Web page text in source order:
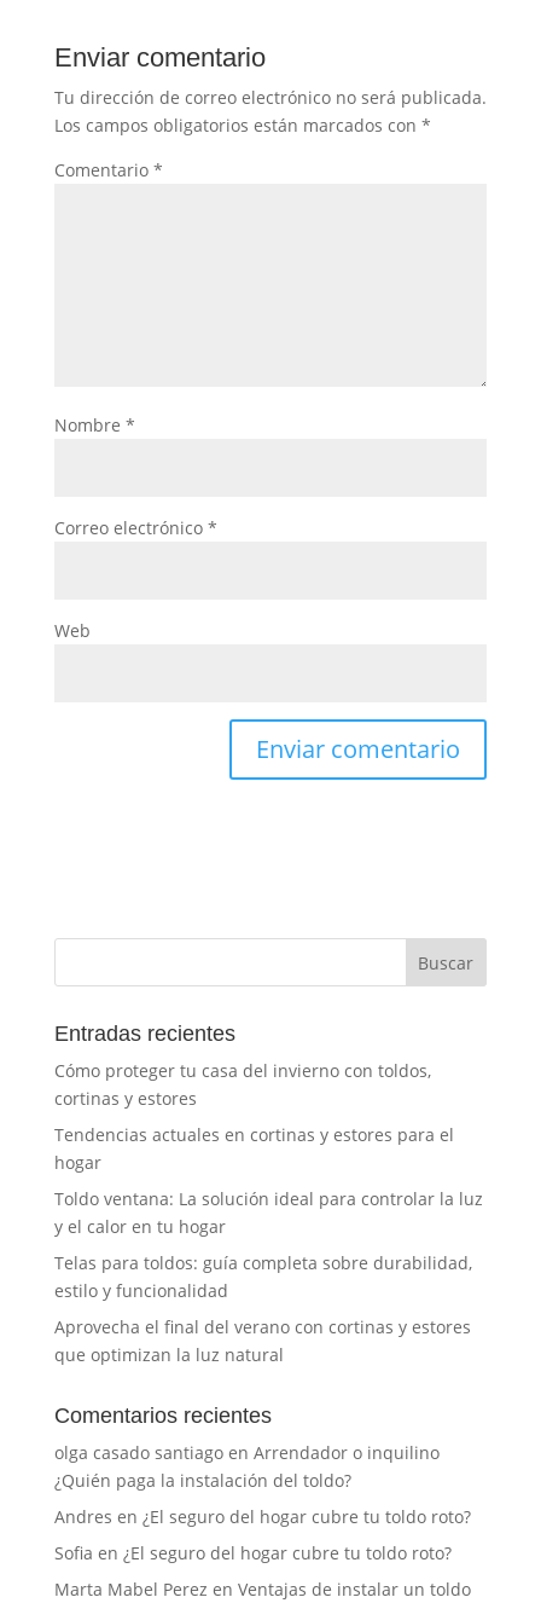
Enviar comentario
Tu dirección de correo electrónico no será publicada.
Los campos obligatorios están marcados con *
Comentario *
Nombre *
Correo electrónico *
Web
Entradas recientes
Cómo proteger tu casa del invierno con toldos,
cortinas y estores
Tendencias actuales en cortinas y estores para el
hogar
Toldo ventana: La solución ideal para controlar la luz
y el calor en tu hogar
Telas para toldos: guía completa sobre durabilidad,
estilo y funcionalidad
Aprovecha el final del verano con cortinas y estores
que optimizan la luz natural
Comentarios recientes
olga casado santiagoen Arrendador o inquilino
¿Quién paga la instalación del toldo?
Andres en ¿El seguro del hogar cubre tu toldo roto?
Sofia en ¿El seguro del hogar cubre tu toldo roto?
Marta Mabel Perez en Ventajas de instalar un toldo